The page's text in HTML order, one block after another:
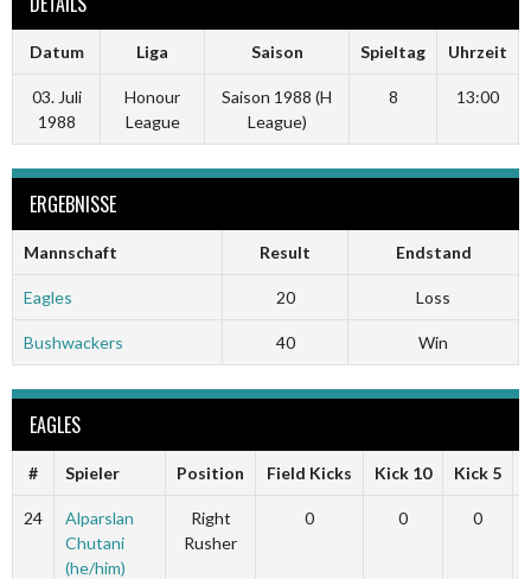
Datum Liga Saison Spieltag Uhrzeit
03. Juli
1988
Honour
League
Saison 1988 (H
League)
8 13:00
ERGEBNISSE
Mannschaft Result Endstand
Eagles 20 Loss
Bushwackers 40 Win
EAGLES
# Spieler Position Field Kicks Kick 10 Kick 5
24
Alparslan
Chutani
(he/him)
Right
Rusher
0 0 0